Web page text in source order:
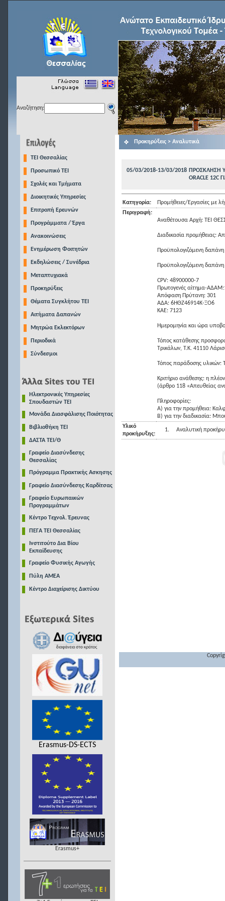
Αναζήτηση:
TEI Θεσσαλίας
Προσωπικό ΤΕΙ
Σχολές και Τμήματα
Διοικητικές Υπηρεσίες
Επιτροπή Ερευνών
Προγράμματα / Έργα
Ανακοινώσεις
Ενημέρωση Φοιτητών
Εκδηλώσεις / Συνέδρια
Μεταπτυχιακά
Προκηρύξεις
Θέματα Συγκλήτου ΤΕΙ
Αιτήματα Δαπανών
Μητρώα Εκλεκτόρων
Περιοδικά
Σύνδεσμοι
Ηλεκτρονικές Υπηρεσίες
Σπουδαστών ΤΕΙ
Μονάδα Διασφάλισης Ποιότητας
Βιβλιοθήκη ΤΕΙ
ΔΑΣΤΑ ΤΕΙ/Θ
Γραφείο Διασύνδεσης
Θεσσαλίας
Πρόγραμμα Πρακτικής Ασκησης
Γραφείο Διασύνδεσης Καρδίτσας
Γραφείο Ευρωπαικών
Προγραμμάτων
Κέντρο Τεχνολ. Έρευνας
ΠΕΓΑ ΤΕΙ Θεσσαλίας
Ινστιτούτο Δια Βίου
Εκπαίδευσης
Γραφείο Φυσικής Αγωγής
Πύλη ΑΜΕΑ
Κέντρο Διαχείρισης Δικτύου
Erasmus-DS-ECTS
Erasmus+
Προκηρύξεις > Αναλυτικά
05/03/2018-13/03/2018 ΠΡΟΣΚΛΗΣΗ
ORACLE
Κατηγορία:
Προμήθειες/Εργασίες με
Περιγραφή:
Αναθέτουσα Αρχή: ΤΕΙ
Διαδικασία προμήθειας:
Προϋπολογιζόμενη
Προϋπολογιζόμενη
CPV: 48900000-7
Πρωτογενές αίτημα-
Απόφαση Πρύτανη: 301
ΑΔΑ: 6HΘΖ46914Κ-ΞΟ6
ΚΑΕ: 7123
Ημερομηνία και ώρα
Τόπος κατάθεσης
Τρικάλων, Τ.Κ. 41110
Τόπος παράδοσης υλικών:
Κριτήριο ανάθεσης: η
(άρθρο 118 «Απευθείας
Πληροφορίες:
Α) για την προμήθεια:
Β) για την διαδικασία:
Υλικό
προκήρυξης:
1. Αναλυτική